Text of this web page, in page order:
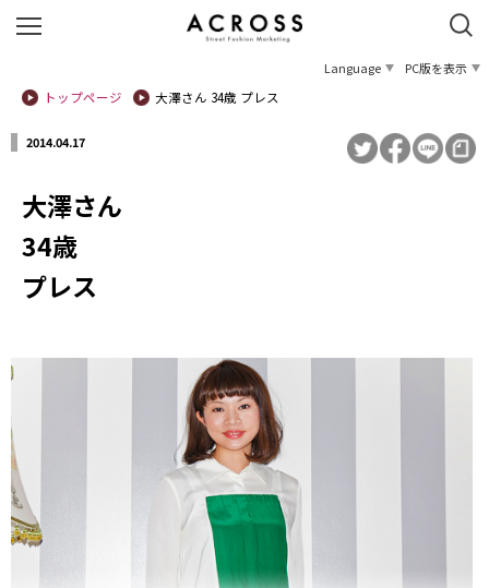
Language
PC版を表示
トップページ
大澤さん 34歳 プレス
2014.04.17
大澤さん
34歳
プレス